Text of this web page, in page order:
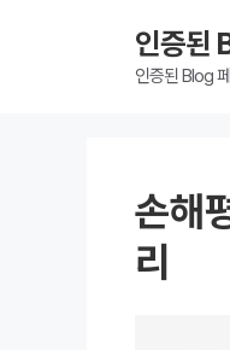
인증된
인증된 Blog
손해
리